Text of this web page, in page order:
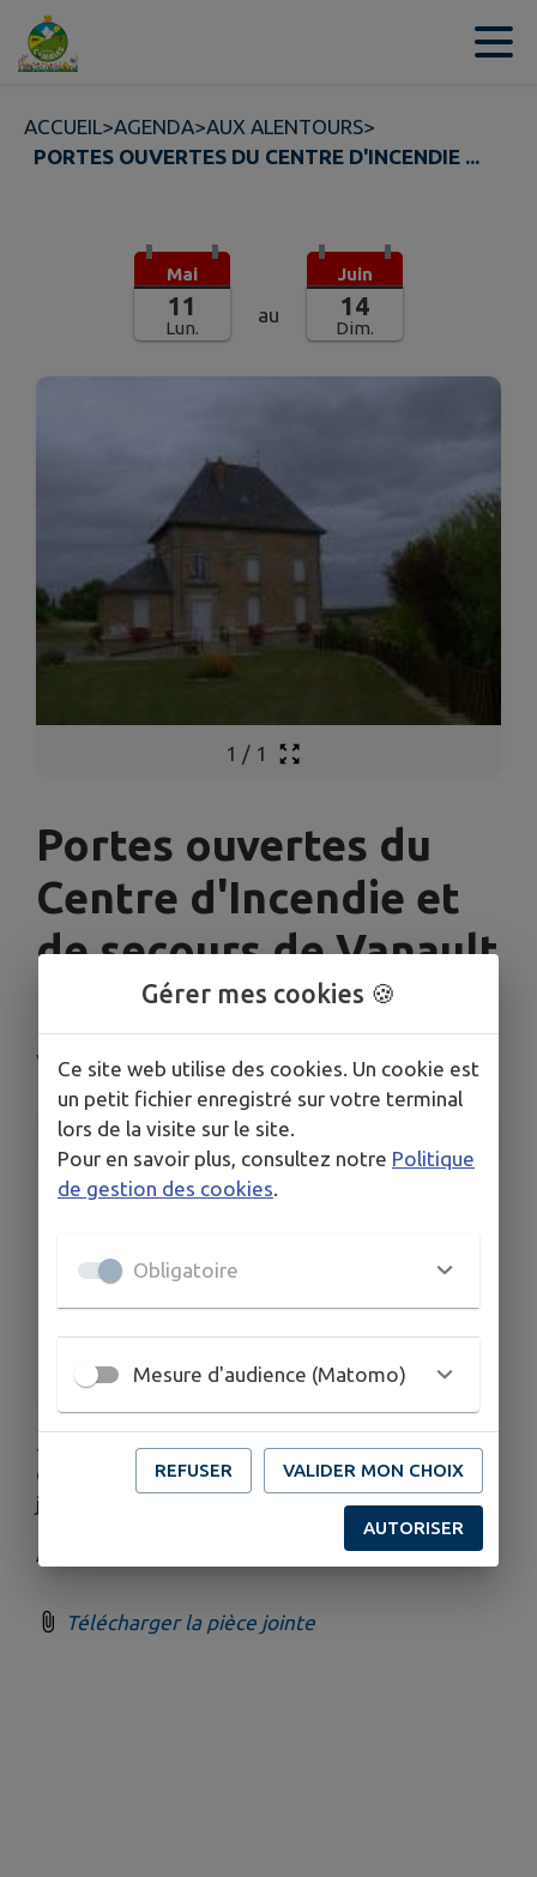
Contenu
ACCUEIL>AGENDA>AUX ALENTOURS>
PORTES OUVERTES DU CENTRE D'INCENDIE ...
Mai
11
Lun.
au
Juin
14
Dim.
1 / 1
Portes ouvertes du
Centre d'Incendie et
de secours de Vanault
les Dames
Vavray-le-Grand
INFORMATIONS PRATIQUES
LIEU
DATES
Du lun. 11 mai au dim. 14 juin
HORAIRES
À 09h00
Journées portes ouvertes du Centre d'Incendie et
de secours de Vanault-les-Dames le samedi 13
juin 2026 de 10 h à 17 h.
Affiche jointe.
Télécharger la pièce jointe
Gérer mes cookies 🍪
Ce site web utilise des cookies. Un cookie est
un petit fichier enregistré sur votre terminal
lors de la visite sur le site.
Pour en savoir plus, consultez notre Politique
de gestion des cookies
Obligatoire
Mesure d'audience (Matomo)
REFUSER VALIDER MON CHOIX
AUTORISER